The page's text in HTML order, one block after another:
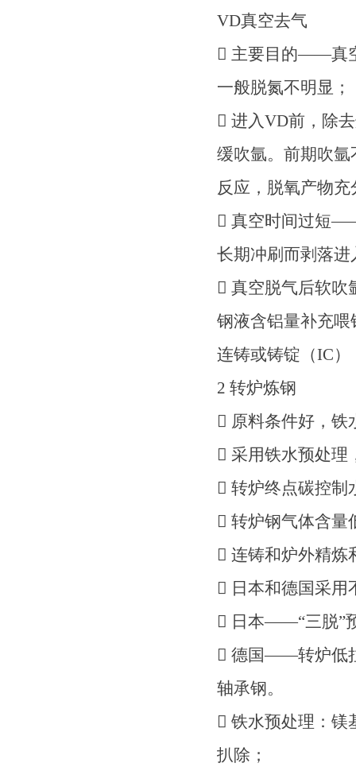
VD真空去气
 主要目的——真
一般脱氮不明显；
 进入VD前，除
缓吹氩。前期吹氩
反应，脱氧产物充
 真空时间过短
长期冲刷而剥落
 真空脱气后软
钢液含铝量补充
连铸或铸锭（IC）
2 转炉炼钢
 原料条件好，铁
 采用铁水预处理
 转炉终点碳控制
 转炉钢气体含量
 连铸和炉外精炼
 日本和德国采
 日本——“三脱”
 德国——转炉低
轴承钢。
 铁水预处理：镁
扒除；